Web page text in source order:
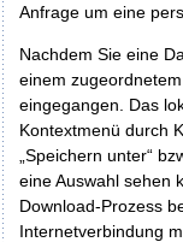
Anfrage um eine
Nachdem Sie eine
einem
eingegangen. Das
Kontextmenü durch
„Speichern unter“
eine Auswahl sehen
Download-Prozess
Internetverbindung